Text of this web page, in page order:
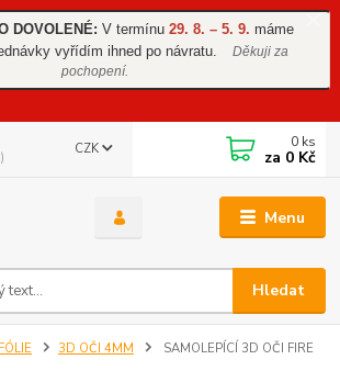
DOVOLENÉ: V termínu 29. 8. – 5. 9. máme
vyřídím ihned po návratu.
Děkuji za
pochopení.
Menu
CZK
Hledat
0 ks
za 0 Kč
3D OČI 4MM
SAMOLEPÍCÍ 3D OČI FIRE